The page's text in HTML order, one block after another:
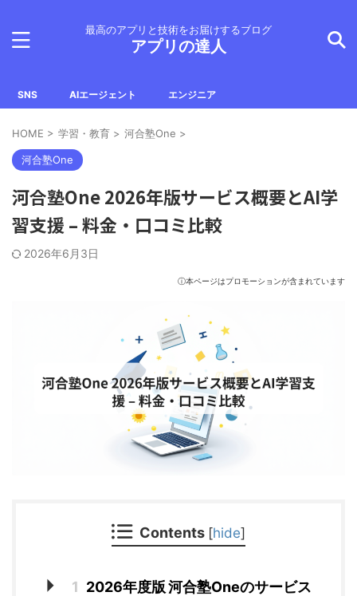
最高のアプリと技術をお届けするブログ
アプリの達人
SNS AIエージェント エンジニア
HOME > 学習・教育 > 河合塾One >
河合塾One
河合塾One 2026年版サービス概要とAI学
習支援 – 料金・口コミ比較
2026年6月3日
ⓘ本ページはプロモーションが含まれています
Contents [hide]
1 2026年度版 河合塾Oneのサービス